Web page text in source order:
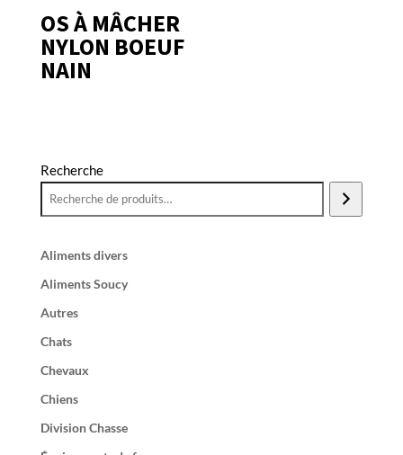
OS À MÂCHER
NYLON BOEUF
NAIN
Recherche
Aliments divers
Aliments Soucy
Autres
Chats
Chevaux
Chiens
Division Chasse